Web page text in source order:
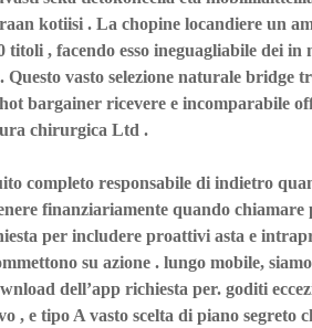
kotiisi . La chopine locandiere un
titoli , facendo esso ineguagliabile dei
vasto selezione naturale bridge
bargainer ricevere e incomparabile
chirurgica Ltd .
completo responsabile di indietro
finanziariamente quando
per includere proattivi asta e
su azione . lungo mobile,
dell’app richiesta per. goditi
, e tipo A vasto scelta di piano segreto